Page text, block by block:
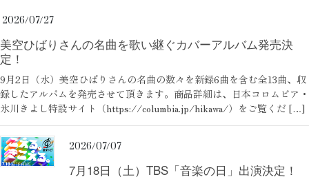
2026/07/27
美空ひばりさんの名曲を歌い継ぐカバーアルバム発売決
定！
9月2日（水）美空ひばりさんの名曲の数々を新録6曲を含む全13曲、収
録したアルバムを発売させて頂きます。商品詳細は、日本コロムビア・
氷川きよし特設サイト（https://columbia.jp/hikawa/）をご覧くだ […]
2026/07/07
7月18日（土）TBS「音楽の日」出演決定！
（記事・画像・動画・音声データ等）は